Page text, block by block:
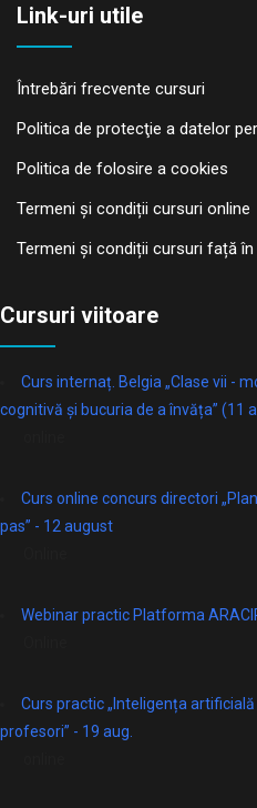
Link-uri utile
Întrebări frecvente cursuri
Politica de protecţie a datelor
Politica de folosire a cookies
Termeni și condiții cursuri online
Termeni și condiții cursuri față
Cursuri viitoare
Curs internaț. Belgia „Clase vii -
cognitivă și bucuria de a învăța” (11
Curs online concurs directori
pas” - 12 august
Webinar practic Platforma
Curs practic „Inteligența
profesori” - 19 aug.